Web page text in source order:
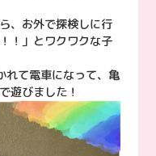
、お外で探検しに行
！」とワクワクな子
れて電車になって、亀
遊びました！